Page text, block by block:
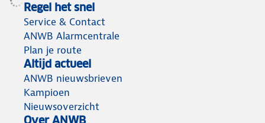
Regel het snel
Service & Contact
ANWB Alarmcentrale
Plan je route
Altijd actueel
ANWB nieuwsbrieven
Kampioen
Nieuwsoverzicht